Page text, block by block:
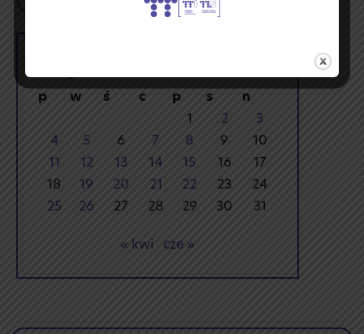
p w ś c p s
n
1
2
3
4
5 6 7 8 9
10
11
12 13 14 15 16
17
18
19 20 21 22 23
24
25
26 27 28 29 30 31
« kwi cze »